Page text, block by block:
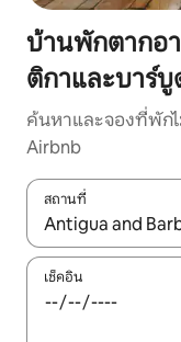
บ้านพักตากอ
ติกาและบาร์บู
ค้นหาและจองที่พัก
Airbnb
สถานที่
ใช้ลูกศรขึ้นลง หรือใ
เช็คอิน